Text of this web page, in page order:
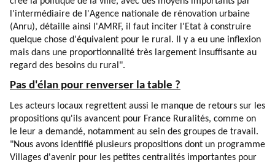
l'intermédiaire de l'Agence nationale de rénovation urbaine
(Anru), détaille ainsi l'AMRF, il faut inciter l'Etat à construire
quelque chose d'équivalent pour le rural. Il y a eu une inflexion
mais dans une proportionnalité très largement insuffisante au
regard des besoins du rural".
Pas d'élan pour renverser la table ?
Les acteurs locaux regrettent aussi le manque de retours sur les
propositions qu'ils avancent pour France Ruralités, comme on
le leur a demandé, notamment au sein des groupes de travail.
"Nous avons identifié plusieurs propositions dont un programme
Villages d'avenir pour les petites centralités importantes pour